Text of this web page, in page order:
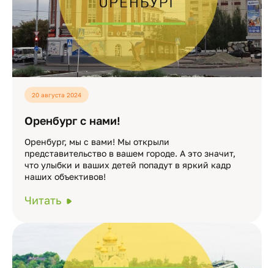
20 августа 2024
Оренбург с нами!
Оренбург, мы с вами! Мы открыли
представительство в вашем городе. А это значит,
что улыбки и ваших детей попадут в яркий кадр
наших объективов!
Читать